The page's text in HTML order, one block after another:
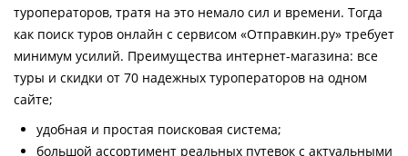
туроператоров, тратя на это немало сил и времени. Тогда
как поиск туров онлайн с сервисом «Отправкин.ру» требует
минимум усилий. Преимущества интернет-магазина: все
туры и скидки от 70 надежных туроператоров на одном
сайте;
удобная и простая поисковая система;
большой ассортимент реальных путевок с актуальными